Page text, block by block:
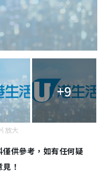
+9
放大
供參考，如有任何疑
！